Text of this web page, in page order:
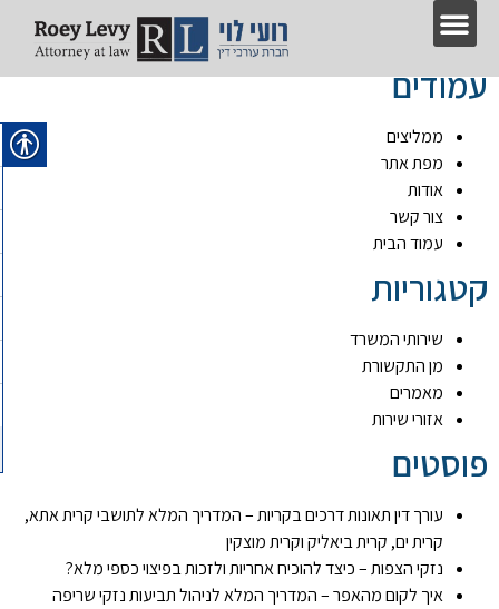
מפת אתר
עמודים
ממליצים
מפת אתר
אודות
צור קשר
עמוד הבית
קטגוריות
שירותי המשרד
מן התקשורת
מאמרים
אזורי שירות
פוסטים
עורך דין תאונות דרכים בקריות – המדריך המלא לתושבי קרית אתא,
קרית ים, קרית ביאליק וקרית מוצקין
נזקי הצפות – כיצד להוכיח אחריות ולזכות בפיצוי כספי מלא?
איך לקום מהאפר – המדריך המלא לניהול תביעות נזקי שריפה